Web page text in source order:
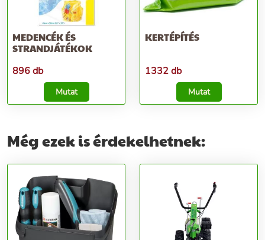
MEDENCÉK ÉS
STRANDJÁTÉKOK
896 db
Mutat
KERTÉPÍTÉS
1332 db
Mutat
Még ezek is érdekelhetnek: